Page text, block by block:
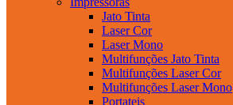
Jato Tinta
Laser Cor
Laser Mono
Multifunções Jato Tinta
Multifunções Laser Cor
Multifunções Laser Mono
Portateis